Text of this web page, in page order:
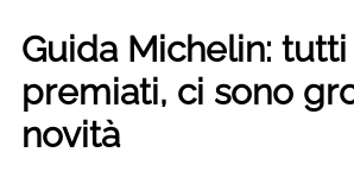
Guida Michelin:
premiati, ci sono
novità